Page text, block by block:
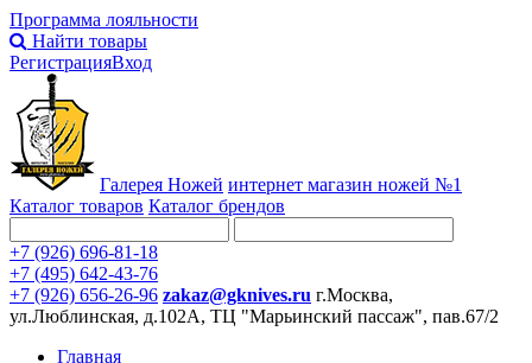
Программа лояльности
Найти товары
РегистрацияВход
Галерея Ножей интернет магазин ножей №1
Каталог товаров Каталог брендов
+7 (926) 696-81-18
+7 (495) 642-43-76
+7 (926) 656-26-96 zakaz@gknives.ru г.Москва,
ул.Люблинская, д.102А, ТЦ "Марьинский пассаж", пав.67/2
Главная